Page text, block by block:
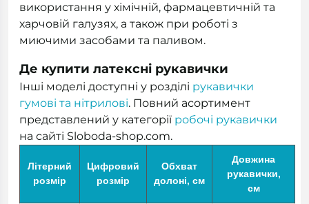
використання у хімічній, фармацевтичній та
харчовій галузях, а також при роботі з
миючими засобами та паливом.
Де купити латексні рукавички
Інші моделі доступні у розділі рукавички
гумові та нітрилові. Повний асортимент
представлений у категорії робочі рукавички
на сайті Sloboda-shop.com.
Літерний
розмір
Цифровий
розмір
Обхват
долоні, см
Довжина
рукавички,
см